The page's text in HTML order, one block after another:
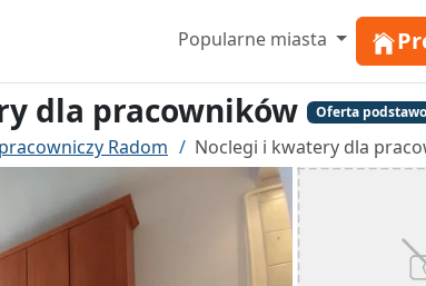
Popularne miasta
dla pracowników Oferta
Radom Noclegi i kwatery dla